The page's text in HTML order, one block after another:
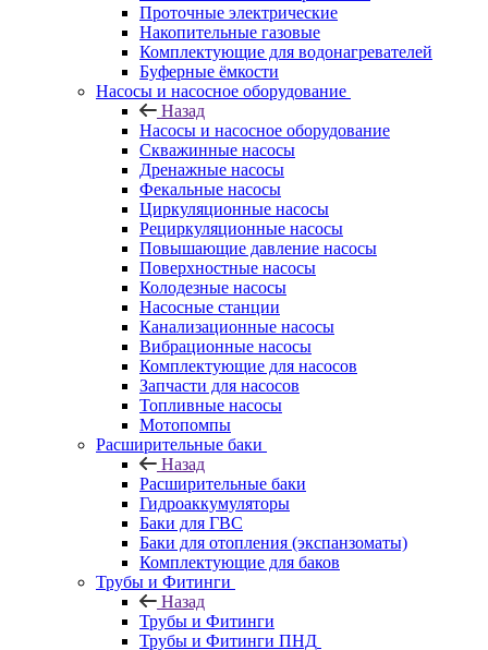
Проточные электрические
Накопительные газовые
Комплектующие для водонагревателей
Буферные ёмкости
Насосы и насосное оборудование
Назад
Насосы и насосное оборудование
Скважинные насосы
Дренажные насосы
Фекальные насосы
Циркуляционные насосы
Рециркуляционные насосы
Повышающие давление насосы
Поверхностные насосы
Колодезные насосы
Насосные станции
Канализационные насосы
Вибрационные насосы
Комплектующие для насосов
Запчасти для насосов
Топливные насосы
Мотопомпы
Расширительные баки
Назад
Расширительные баки
Гидроаккумуляторы
Баки для ГВС
Баки для отопления (экспанзоматы)
Комплектующие для баков
Трубы и Фитинги
Назад
Трубы и Фитинги
Трубы и Фитинги ПНД